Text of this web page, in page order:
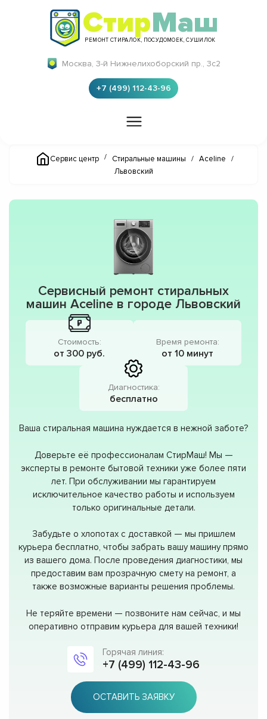
СтирМаш
РЕМОНТ СТИРАЛОК, ПОСУДОМОЕК, СУШИЛОК
Москва, 3-й Нижнелихоборский пр., 3с2
+7 (499) 112-43-96
Сервис центр / Стиральные машины / Aceline
/
Львовский
Сервисный ремонт стиральных
машин Aceline в городе Львовский
Стоимость:
от 300 руб.
Время ремонта:
от 10 минут
Диагностика:
бесплатно
Ваша стиральная машина нуждается в нежной заботе?
Доверьте её профессионалам СтирМаш! Мы —
эксперты в ремонте бытовой техники уже более пяти
лет. При обслуживании мы гарантируем
исключительное качество работы и используем
только оригинальные детали.
Забудьте о хлопотах с доставкой — мы пришлем
курьера бесплатно, чтобы забрать вашу машину прямо
из вашего дома. После проведения диагностики, мы
предоставим вам прозрачную смету на ремонт, а
также возможные варианты решения проблемы.
Не теряйте времени — позвоните нам сейчас, и мы
оперативно отправим курьера для вашей техники!
Горячая линия:
+7 (499) 112-43-96
ОСТАВИТЬ ЗАЯВКУ